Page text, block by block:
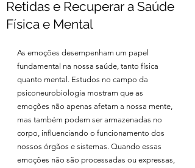
Retidas e Recuperar a Saúde
Física e Mental
As emoções desempenham um papel
fundamental na nossa saúde, tanto física
quanto mental. Estudos no campo da
psiconeurobiologia mostram que as
emoções não apenas afetam a nossa mente,
mas também podem ser armazenadas no
corpo, influenciando o funcionamento dos
nossos órgãos e sistemas. Quando essas
emoções não são processadas ou expressas,